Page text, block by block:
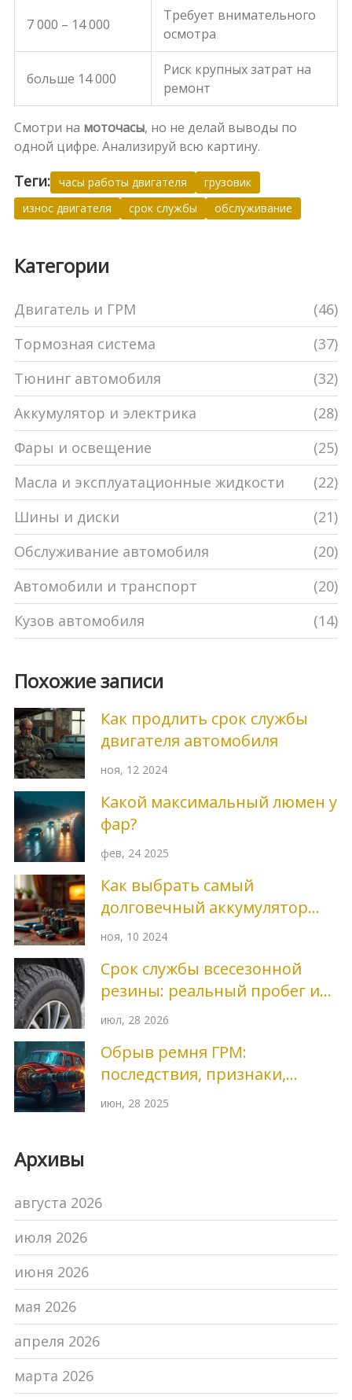
7 000 – 14 000
Требует внимательного
осмотра
больше 14 000
Риск крупных затрат на
ремонт
Смотри на моточасы, но не делай выводы по
одной цифре. Анализируй всю картину.
Теги: часы работы двигателя
грузовик
износ двигателя
срок службы обслуживание
Категории
Двигатель и ГРМ
(46)
Тормозная система
(37)
Тюнинг автомобиля
(32)
Аккумулятор и электрика
(28)
Фары и освещение
(25)
Масла и эксплуатационные жидкости
(22)
Шины и диски
(21)
Обслуживание автомобиля
(20)
Автомобили и транспорт
(20)
Кузов автомобиля
(14)
Похожие записи
Как продлить срок службы
двигателя автомобиля
ноя, 12 2024
Какой максимальный люмен у
фар?
фев, 24 2025
Как выбрать самый
долговечный аккумулятор
для вашего устройства
ноя, 10 2024
Срок службы всесезонной
резины: реальный пробег и
признаки износа
июл, 28 2026
Обрыв ремня ГРМ:
последствия, признаки,
ремонт
июн, 28 2025
Архивы
августа 2026
июля 2026
июня 2026
мая 2026
апреля 2026
марта 2026